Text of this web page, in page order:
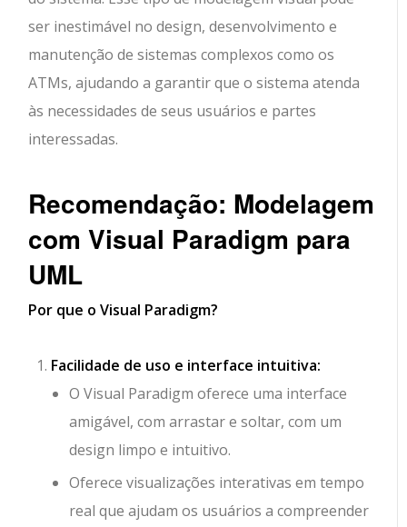
ser inestimável no design, desenvolvimento e
manutenção de sistemas complexos como os
ATMs, ajudando a garantir que o sistema atenda
às necessidades de seus usuários e partes
interessadas.
Recomendação: Modelagem
com Visual Paradigm para
UML
Por que o Visual Paradigm?
Facilidade de uso e interface intuitiva:
O Visual Paradigm oferece uma interface
amigável, com arrastar e soltar, com um
design limpo e intuitivo.
Oferece visualizações interativas em tempo
real que ajudam os usuários a compreender